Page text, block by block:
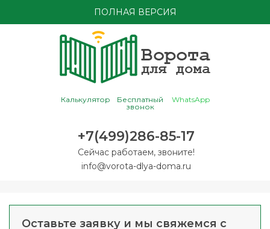
ПОЛНАЯ ВЕРСИЯ
Калькулятор
Бесплатный
звонок
WhatsApp
+7(499)286-85-17
Сейчас работаем, звоните!
info@vorota-dlya-doma.ru
Оставьте заявку и мы свяжемся с